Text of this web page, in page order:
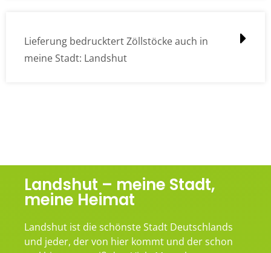
Lieferung bedrucktert Zöllstöcke auch in
meine Stadt: Landshut
Landshut – meine Stadt,
meine Heimat
Landshut ist die schönste Stadt Deutschlands
und jeder, der von hier kommt und der schon